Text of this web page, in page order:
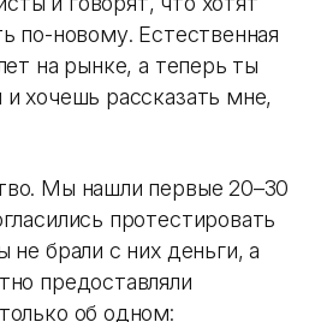
по-новому. Естественная
на рынке, а теперь ты
хочешь рассказать мне,
Мы нашли первые 20–30
протестировать
не брали с них деньги, а
предоставляли
об одном: